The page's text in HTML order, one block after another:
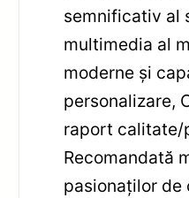
semnificativ al
multimedia al
moderne și
personalizare,
raport calitate/
Recomandată
pasionaților de